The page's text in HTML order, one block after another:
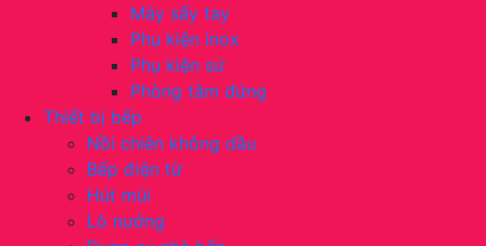
Máy sấy tay
Phụ kiện inox
Phụ kiện sứ
Phòng tắm đứng
Thiết bị bếp
Nồi chiên không dầu
Bếp điện từ
Hút mùi
Lò nướng